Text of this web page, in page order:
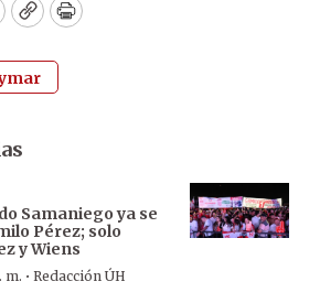
CopyPrint
Samaniego ya se
Pérez; solo
y Wiens
m. · Redacción ÚH